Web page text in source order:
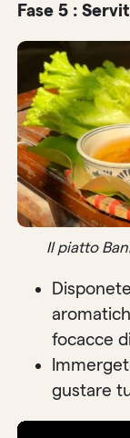
Fase 5 :
Il piatto
focacce
gustare